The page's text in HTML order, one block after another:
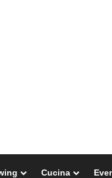
Cucina